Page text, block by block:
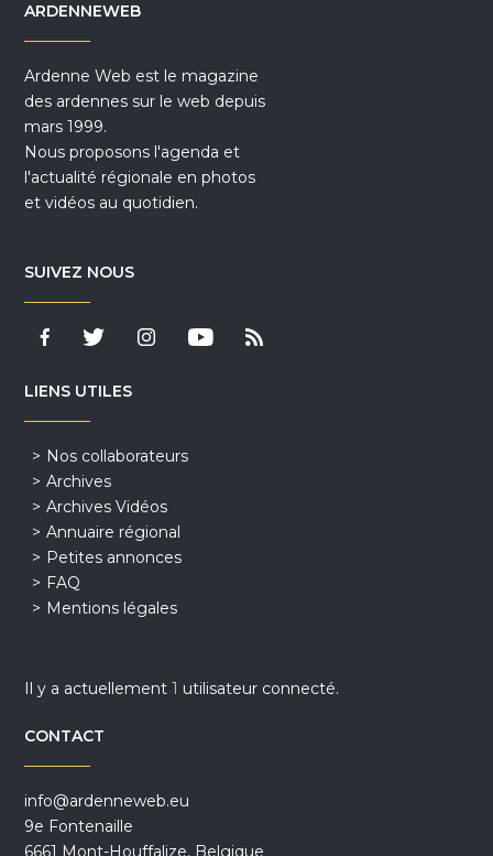
ARDENNEWEB
Ardenne Web est le magazine
des ardennes sur le web depuis
mars 1999.
Nous proposons l'agenda et
l'actualité régionale en photos
et vidéos au quotidien.
SUIVEZ NOUS
LIENS UTILES
Nos collaborateurs
Archives
Archives Vidéos
Annuaire régional
Petites annonces
FAQ
Mentions légales
Il y a actuellement1 utilisateur connecté.
CONTACT
info@ardenneweb.eu
9e Fontenaille
6661 Mont-Houffalize, Belgique